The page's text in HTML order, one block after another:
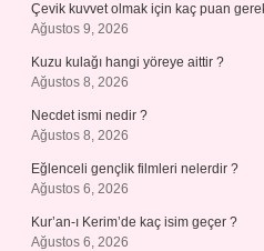
Çevik kuvvet olmak için kaç puan
Ağustos 9, 2026
Kuzu kulağı hangi yöreye aittir ?
Ağustos 8, 2026
Necdet ismi nedir ?
Ağustos 8, 2026
Eğlenceli gençlik filmleri nelerdir ?
Ağustos 6, 2026
Kur’an-ı Kerim’de kaç isim geçer ?
Ağustos 6, 2026